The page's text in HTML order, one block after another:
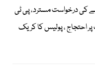
کی درخواست مسترد، پی ٹی
احتجاج ، پولیس کا کریک